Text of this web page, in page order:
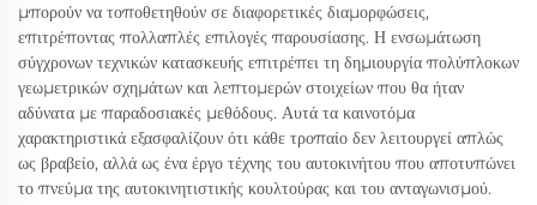
μπορούν να τοποθετηθούν σε διαφορετικές διαμορφώσεις,
επιτρέποντας πολλαπλές επιλογές παρουσίασης. Η ενσωμάτωση
σύγχρονων τεχνικών κατασκευής επιτρέπει τη δημιουργία πολύπλοκων
γεωμετρικών σχημάτων και λεπτομερών στοιχείων που θα ήταν
αδύνατα με παραδοσιακές μεθόδους. Αυτά τα καινοτόμα
χαρακτηριστικά εξασφαλίζουν ότι κάθε τροπαίο δεν λειτουργεί απλώς
ως βραβείο, αλλά ως ένα έργο τέχνης του αυτοκινήτου που αποτυπώνει
το πνεύμα της αυτοκινητιστικής κουλτούρας και του ανταγωνισμού.